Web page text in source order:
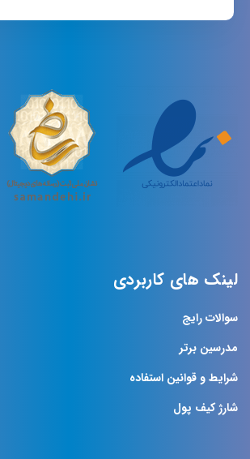
لینک های کاربردی
سوالات رایج
مدرسین برتر
شرایط و قوانین استفاده
شارژ کیف پول